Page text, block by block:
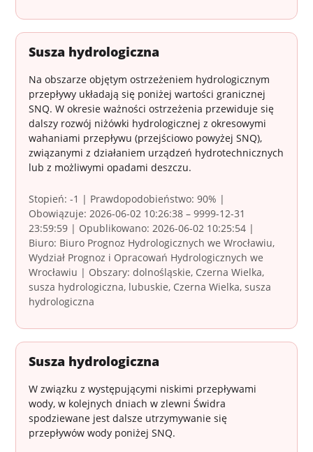
Susza hydrologiczna
Na obszarze objętym ostrzeżeniem hydrologicznym
przepływy układają się poniżej wartości granicznej
SNQ. W okresie ważności ostrzeżenia przewiduje się
dalszy rozwój niżówki hydrologicznej z okresowymi
wahaniami przepływu (przejściowo powyżej SNQ),
związanymi z działaniem urządzeń hydrotechnicznych
lub z możliwymi opadami deszczu.
Stopień: -1 | Prawdopodobieństwo: 90% |
Obowiązuje: 2026-06-02 10:26:38 – 9999-12-31
23:59:59 | Opublikowano: 2026-06-02 10:25:54 |
Biuro: Biuro Prognoz Hydrologicznych we Wrocławiu,
Wydział Prognoz i Opracowań Hydrologicznych we
Wrocławiu | Obszary: dolnośląskie, Czerna Wielka,
susza hydrologiczna, lubuskie, Czerna Wielka, susza
hydrologiczna
Susza hydrologiczna
W związku z występującymi niskimi przepływami
wody, w kolejnych dniach w zlewni Świdra
spodziewane jest dalsze utrzymywanie się
przepływów wody poniżej SNQ.